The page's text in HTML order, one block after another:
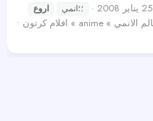
25 يناير 2008 ؛؛انمي
اروع
♣ عالم الانمي » anime » افلام كرتون •